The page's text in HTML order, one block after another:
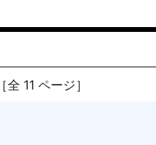
［全 11 ページ］